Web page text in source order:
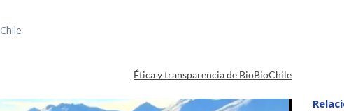
Ética y transparencia de BioBioChile